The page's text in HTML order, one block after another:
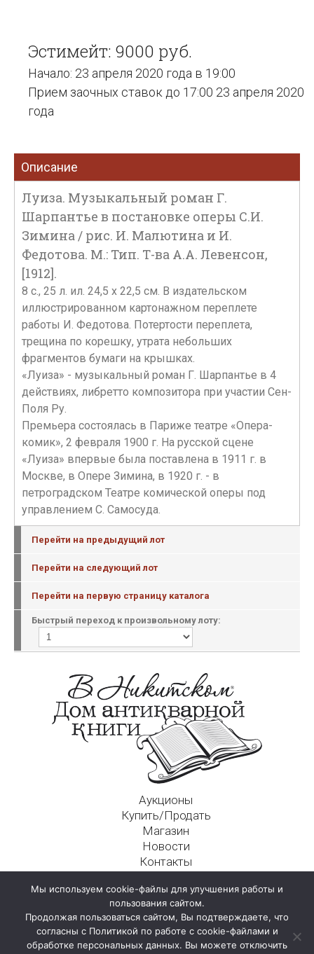
Эстимейт: 9000 руб.
Начало: 23 апреля 2020 года в 19:00
Прием заочных ставок до 17:00 23 апреля 2020
года
Описание
Луиза. Музыкальный роман Г.
Шарпантье в постановке оперы С.И.
Зимина / рис. И. Малютина и И.
Федотова. М.: Тип. Т-ва А.А. Левенсон,
[1912].
8 с., 25 л. ил. 24,5 х 22,5 см. В издательском
иллюстрированном картонажном переплете
работы И. Федотова. Потертости переплета,
трещина по корешку, утрата небольших
фрагментов бумаги на крышках.
«Луиза» - музыкальный роман Г. Шарпантье в 4
действиях, либретто композитора при участии Сен-
Поля Ру.
Премьера состоялась в Париже театре «Опера-
комик», 2 февраля 1900 г. На русской сцене
«Луиза» впервые была поставлена в 1911 г. в
Москве, в Опере Зимина, в 1920 г. - в
петроградском Театре комической оперы под
управлением С. Самосуда.
Перейти на предыдущий лот
Перейти на следующий лот
Перейти на первую страницу каталога
Быстрый переход к произвольному лоту:
Аукционы
Купить/Продать
Магазин
Новости
Контакты
125009, г. Москва, Никитский пер., д. 4а, стр. 1
Мы используем cookie-файлы для улучшения работы и
пользования сайтом.
Продолжая пользоваться сайтом, Вы подтверждаете, что
согласны с Политикой по работе с cookie-файлами и
обработке персональных данных. Вы можете отключить